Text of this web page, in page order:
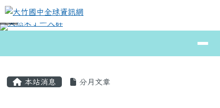
跳至主內容區
大竹國中全球資訊網
⏸
本站消息 分月文章